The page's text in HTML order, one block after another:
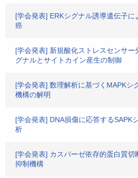
[学会発表] ERKシグナル誘導遺伝子に
癌
[学会発表] 新規酸化ストレスセンサー
グナルとサイトカイン産生の制御
[学会発表] 数理解析に基づくMAPKシ
機構の解明
[学会発表] DNA損傷に応答するSAPK
析
[学会発表] カスパーゼ依存的蛋白質切
抑制機構